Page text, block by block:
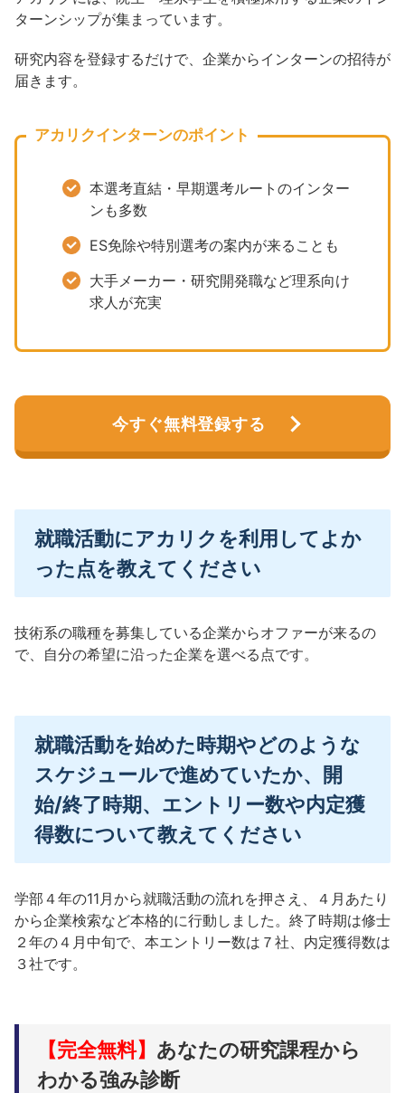
ターンシップが集まっています。
研究内容を登録するだけで、企業からインターンの招待が
届きます。
アカリクインターンのポイント
本選考直結・早期選考ルートのインター
ンも多数
ES免除や特別選考の案内が来ることも
大手メーカー・研究開発職など理系向け
求人が充実
今すぐ無料登録する
就職活動にアカリクを利用してよか
った点を教えてください
技術系の職種を募集している企業からオファーが来るの
で、自分の希望に沿った企業を選べる点です。
就職活動を始めた時期やどのような
スケジュールで進めていたか、開
始/終了時期、エントリー数や内定獲
得数について教えてください
学部４年の11月から就職活動の流れを押さえ、４月あたり
から企業検索など本格的に行動しました。終了時期は修士
２年の４月中旬で、本エントリー数は７社、内定獲得数は
３社です。
【完全無料】 あなたの研究課程から
わかる強み診断